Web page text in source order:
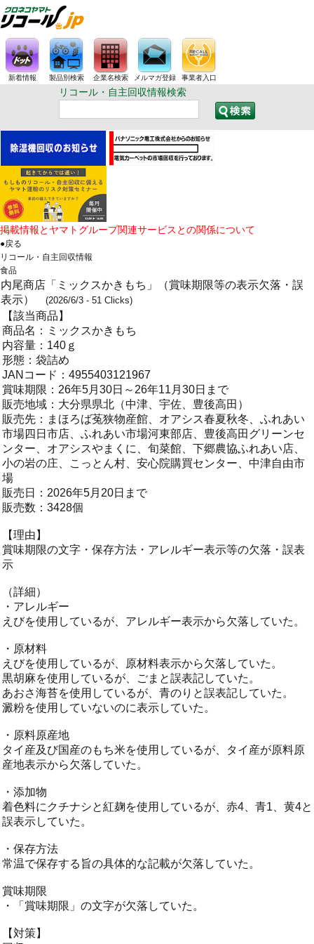
新着情報 製品別検索 企業名検索 メルマガ登録 事業者入口
リコール・自主回収情報検索
掲載情報とヤマトグループ関連サービスとの関係について
●戻る
リコール・自主回収情報
食品
内尾商店「ミックスかきもち」（賞味期限等の表示欠落・誤
表示）
(2026/6/3 - 51 Clicks)
【該当商品】
商品名：ミックスかきもち
内容量：140ｇ
形態：袋詰め
JANコード：4955403121967
賞味期限：26年5月30日～26年11月30日まで
販売地域：大分県県北（中津、宇佐、豊後高田）
販売先：まほろば菟狭物産館、オアシス春夏秋冬、ふれあい
市場四日市店、ふれあい市場河東部店、豊後高田グリーンセ
ンター、オアシスやまくに、旬菜館、下郷農協ふれあい店、
小の岩の庄、こっとん村、安心院購買センター、中津自由市
場
販売日：2026年5月20日まで
販売数：3428個
【理由】
賞味期限の文字・保存方法・アレルギー表示等の欠落・誤表
示
（詳細）
・アレルギー
えびを使用しているが、アレルギー表示から欠落していた。
・原材料
えびを使用しているが、原材料表示から欠落していた。
黒胡麻を使用しているが、ごまと誤表記していた。
あおさ海苔を使用しているが、青のりと誤表記していた。
澱粉を使用していないのに表示していた。
・原料原産地
タイ産及び国産のもち米を使用しているが、タイ産が原料原
産地表示から欠落していた。
・添加物
着色料にクチナシと紅麹を使用しているが、赤4、青1、黄4と
誤表示していた。
・保存方法
常温で保存する旨の具体的な記載が欠落していた。
賞味期限
・「賞味期限」の文字が欠落していた。
【対策】